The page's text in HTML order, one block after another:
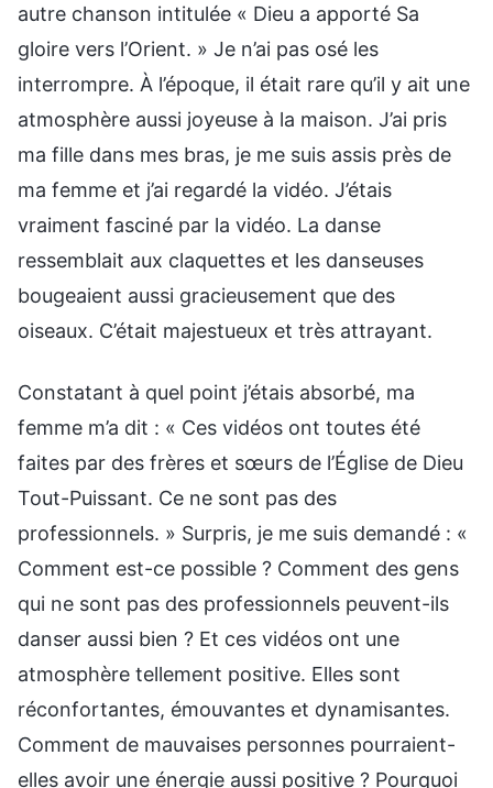
autre chanson intitulée « Dieu a apporté Sa
gloire vers l’Orient. » Je n’ai pas osé les
interrompre. À l’époque, il était rare qu’il y ait une
atmosphère aussi joyeuse à la maison. J’ai pris
ma fille dans mes bras, je me suis assis près de
ma femme et j’ai regardé la vidéo. J’étais
vraiment fasciné par la vidéo. La danse
ressemblait aux claquettes et les danseuses
bougeaient aussi gracieusement que des
oiseaux. C’était majestueux et très attrayant.
Constatant à quel point j’étais absorbé, ma
femme m’a dit : « Ces vidéos ont toutes été
faites par des frères et sœurs de l’Église de Dieu
Tout-Puissant. Ce ne sont pas des
professionnels. » Surpris, je me suis demandé : «
Comment est-ce possible ? Comment des gens
qui ne sont pas des professionnels peuvent-ils
danser aussi bien ? Et ces vidéos ont une
atmosphère tellement positive. Elles sont
réconfortantes, émouvantes et dynamisantes.
Comment de mauvaises personnes pourraient-
elles avoir une énergie aussi positive ? Pourquoi